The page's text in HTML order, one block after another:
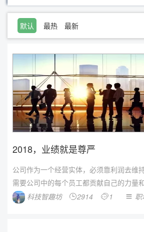
默认 最热 最新
2018，业绩就是尊严
公司作为一个经营实体，必须靠利润去维
需要公司中的每个员工都贡献自己的力量和
科技智趣坊
2914 1  职